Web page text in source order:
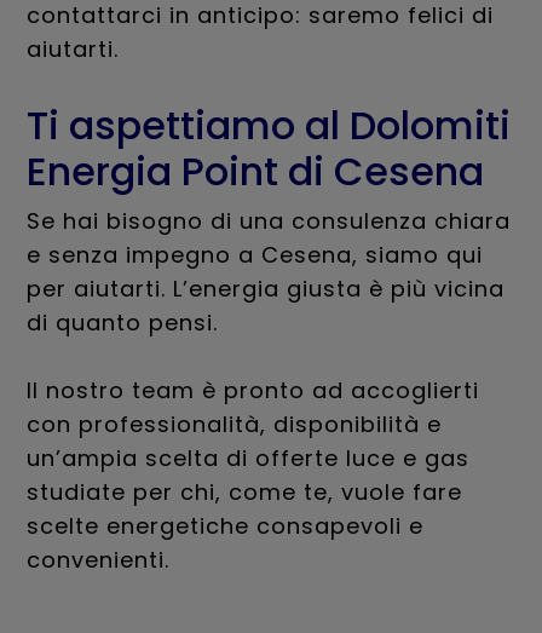
contattarci in anticipo: saremo felici di
aiutarti.
Ti aspettiamo al Dolomiti
Energia Point di Cesena
Se hai bisogno di una consulenza chiara
e senza impegno a Cesena, siamo qui
per aiutarti. L’energia giusta è più vicina
di quanto pensi.
Il nostro team è pronto ad accoglierti
con professionalità, disponibilità e
un’ampia scelta di offerte luce e gas
studiate per chi, come te, vuole fare
scelte energetiche consapevoli e
convenienti.